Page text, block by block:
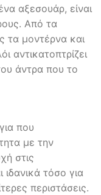
αξεσουάρ, είναι
Από τα
τα μοντέρνα και
αντικατοπτρίζει
άντρα που το
που
με την
στις
ιδανικά τόσο για
περιστάσεις.